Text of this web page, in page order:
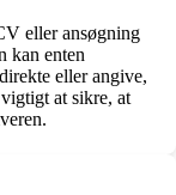
eller ansøgning
kan enten
eller angive,
at sikre, at